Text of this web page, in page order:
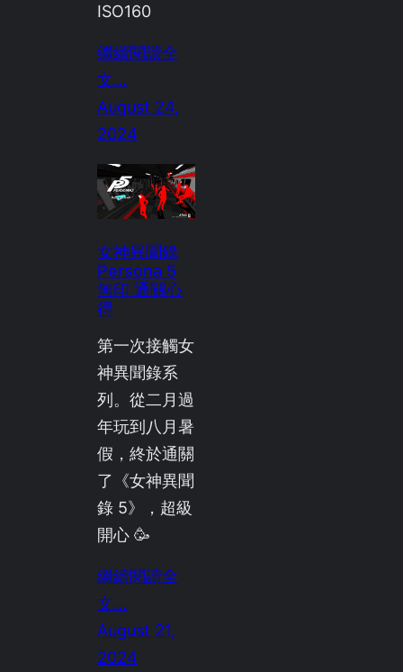
ISO160
繼續閱讀全
文…
August 24,
2024
女神異聞錄
Persona 5
無印 通關心
得
第一次接觸女
神異聞錄系
列。從二月過
年玩到八月暑
假，終於通關
了《女神異聞
錄 5》，超級
開心 🥳
繼續閱讀全
文…
August 21,
2024